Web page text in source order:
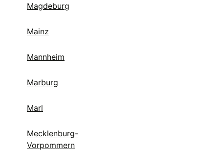
Magdeburg
Mainz
Mannheim
Marburg
Marl
Mecklenburg-
Vorpommern